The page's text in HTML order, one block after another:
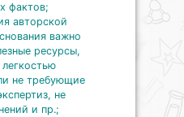
фактов;
авторской
важно
ресурсы,
не требующие
не
и пр.;